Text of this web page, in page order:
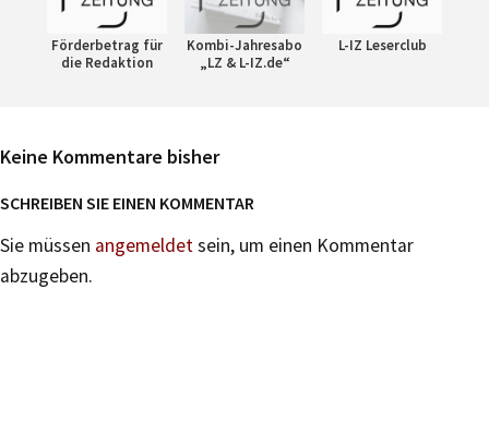
Förderbetrag für
die Redaktion
Kombi-Jahresabo
„LZ & L-IZ.de“
L-IZ Leserclub
Keine Kommentare bisher
SCHREIBEN SIE EINEN KOMMENTAR
Sie müssen angemeldetsein, um einen Kommentar
abzugeben.